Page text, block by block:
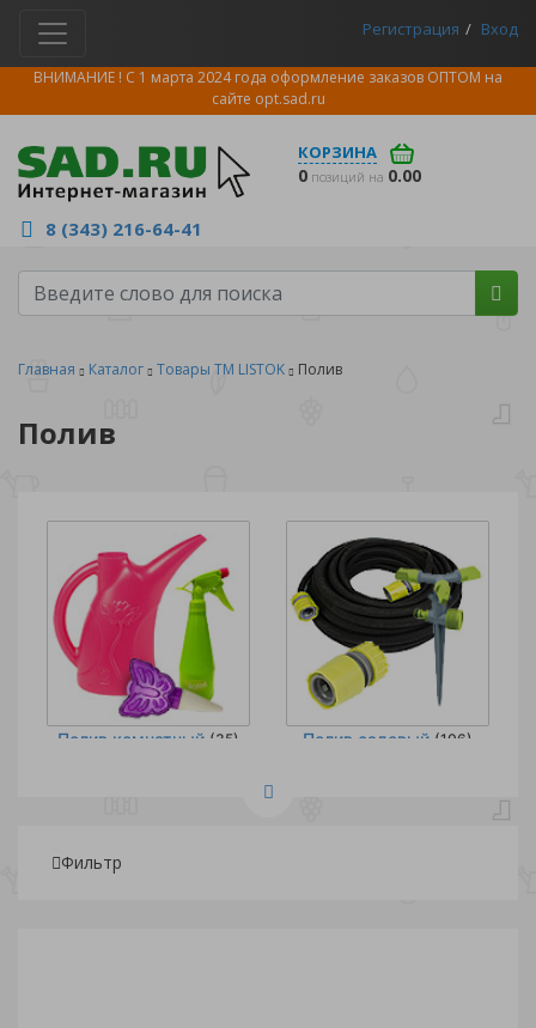
Регистрация Вход
ВНИМАНИЕ ! С 1 марта 2024 года оформление заказов ОПТОМ на
сайте opt.sad.ru
КОРЗИНА
0 позиций на 0.00
8 (343) 216-64-41
Главная Каталог Товары ТМ LISTOK Полив
Полив
Полив комнатный (35) Полив садовый (106)
Фильтр